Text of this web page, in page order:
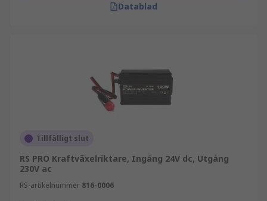
Datablad
Tillfälligt slut
RS PRO Kraftväxelriktare, Ingång 24V dc, Utgång
230V ac
RS-artikelnummer 816-0006